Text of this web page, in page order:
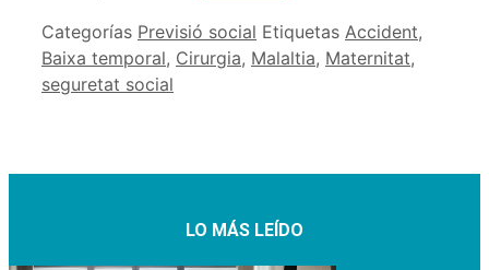
Categorías Previsió social Etiquetas Accident,
Baixa temporal, Cirurgia, Malaltia, Maternitat,
seguretat social
LO MÁS LEÍDO